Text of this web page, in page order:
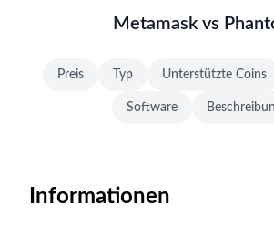
Metamask vs
Preis Typ Unterstützte Coins
Software
Informationen